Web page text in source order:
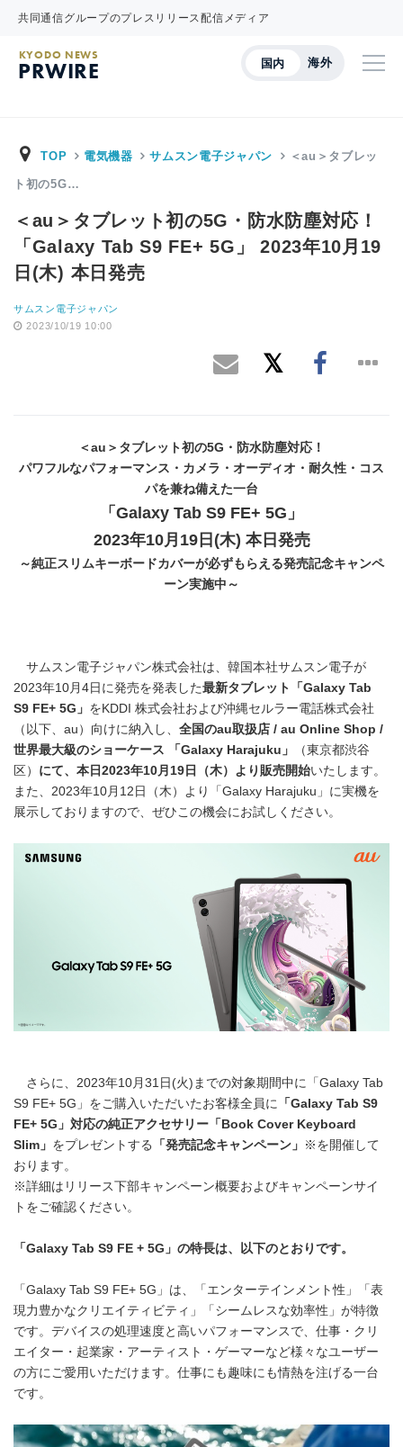
共同通信グループのプレスリリース配信メディア
国内 海外
KYODO NEWS
PRWIRE
TOP 電気機器 サムスン電子ジャパン ＜au＞タブレッ
ト初の5G…
＜au＞タブレット初の5G・防水防塵対応！
「Galaxy Tab S9 FE+ 5G」 2023年10月19
日(木) 本日発売
サムスン電子ジャパン
2023/10/19 10:00
＜au＞タブレット初の5G・防水防塵対応！
パワフルなパフォーマンス・カメラ・オーディオ・耐久性・コス
パを兼ね備えた一台
「Galaxy Tab S9 FE+ 5G」
2023年10月19日(木) 本日発売
～純正スリムキーボードカバーが必ずもらえる発売記念キャンペ
ーン実施中～
サムスン電子ジャパン株式会社は、韓国本社サムスン電子が
2023年10月4日に発売を発表した最新タブレット「 Galaxy Tab
S9 FE+ 5G 」 をKDDI 株式会社および沖縄セルラー電話株式会社
（以下、au）向けに納入し、 全国のau取扱店 / au Online Shop /
世界最大級のショーケース
「 Galaxy Harajuku 」
（東京都渋谷
区） にて、本日 2023年10月 19 日（木）より販売開始いたします。
また、2023年10月12日（木）より「Galaxy Harajuku」に実機を
展示しておりますので、ぜひこの機会にお試しください。
さらに、2023年10月31日(火)までの対象期間中に「Galaxy Tab
S9 FE+ 5G」をご購入いただいたお客様全員に 「 Galaxy Tab S9
FE+ 5G 」対応の純正アクセサリー「 Book Cover Keyboard
Slim 」 をプレゼントする 「発売記念キャンペーン」 ※を開催して
おります。
※詳細はリリース下部キャンペーン概要およびキャンペーンサイ
トをご確認ください。
「 Galaxy Tab S9 FE + 5G 」の特長は、以下のとおりです。
「Galaxy Tab S9 FE+ 5G」は、「エンターテインメント性」「表
現力豊かなクリエイティビティ」「シームレスな効率性」が特徴
です。デバイスの処理速度と高いパフォーマンスで、仕事・クリ
エイター・起業家・アーティスト・ゲーマーなど様々なユーザー
の方にご愛用いただけます。仕事にも趣味にも情熱を注げる一台
です。